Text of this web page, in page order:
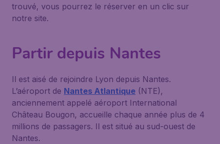
trouvé, vous pourrez le réserver en un clic sur
notre site.
Partir depuis Nantes
Il est aisé de rejoindre Lyon depuis Nantes.
L’aéroport de Nantes Atlantique (NTE),
anciennement appelé aéroport International
Château Bougon, accueille chaque année plus de 4
millions de passagers. Il est situé au sud-ouest de
Nantes.